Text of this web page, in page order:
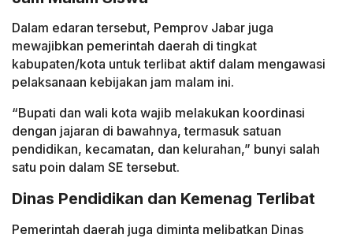
Dalam edaran tersebut, Pemprov Jabar juga
mewajibkan pemerintah daerah di tingkat
kabupaten/kota untuk terlibat aktif dalam mengawasi
pelaksanaan kebijakan jam malam ini.
“Bupati dan wali kota wajib melakukan koordinasi
dengan jajaran di bawahnya, termasuk satuan
pendidikan, kecamatan, dan kelurahan,” bunyi salah
satu poin dalam SE tersebut.
Dinas Pendidikan dan Kemenag Terlibat
Pemerintah daerah juga diminta melibatkan Dinas